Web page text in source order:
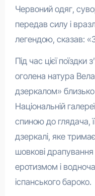
Червоний одяг,
передав силу і
легендою, сказав:
Під час цієї
оголена натура
дзеркалом» близько
Національній
спиною до глядача,
дзеркалі, яке
шовкові
еротизмом і
іспанського бароко.